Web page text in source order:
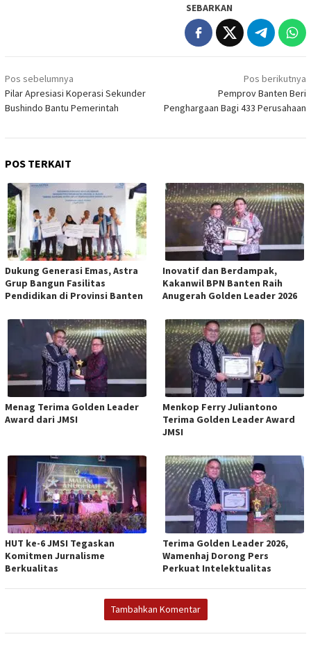
SEBARKAN
Navigasi
pos
Pos sebelumnya
Pilar Apresiasi Koperasi Sekunder
Bushindo Bantu Pemerintah
Pos berikutnya
Pemprov Banten Beri
Penghargaan Bagi 433 Perusahaan
POS TERKAIT
Dukung Generasi Emas, Astra
Grup Bangun Fasilitas
Pendidikan di Provinsi Banten
Inovatif dan Berdampak,
Kakanwil BPN Banten Raih
Anugerah Golden Leader 2026
Menag Terima Golden Leader
Award dari JMSI
Menkop Ferry Juliantono
Terima Golden Leader Award
JMSI
HUT ke-6 JMSI Tegaskan
Komitmen Jurnalisme
Berkualitas
Terima Golden Leader 2026,
Wamenhaj Dorong Pers
Perkuat Intelektualitas
Tambahkan Komentar